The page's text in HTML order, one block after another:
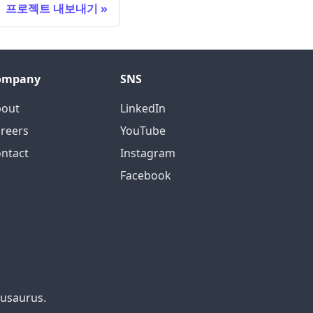
프로젝트 내보내기
SNS
LinkedIn
YouTube
Instagram
Facebook